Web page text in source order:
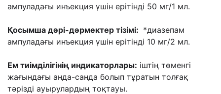
ампуладағы инъекция үшін ерітінді 50 мг/1 мл.
Қосымша дәрі-дәрмектер тізімі: *диазепам
ампуладағы инъекция үшін ерітінді 10 мг/2 мл.
Ем тиімділігінің индикаторлары: іштің төменгі
жағындағы анда-санда болып тұратын толғақ
тәрізді ауырулардың тоқтауы.